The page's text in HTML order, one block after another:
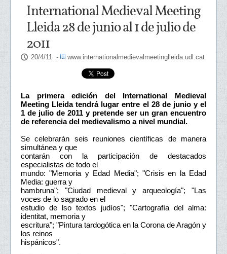
International Medieval Meeting
Lleida 28 de junio al 1 de julio de
2011
20/4/11 .- www.internationalmedievalmeetinglleida.udl.cat
La primera edición del International Medieval
Meeting Lleida tendrá lugar entre el 28 de junio y el
1 de julio de 2011 y pretende ser un gran encuentro
de referencia del medievalismo a nivel mundial.
Se celebrarán seis reuniones científicas de manera
simultánea y que
contarán con la participación de destacados
especialistas de todo el
mundo: "Memoria y Edad Media"; "Crisis en la Edad
Media: guerra y
hambruna"; "Ciudad medieval y arqueología"; "Las
voces de lo sagrado en el
estudio de lso textos judíos"; "Cartografía del alma:
identitat, memoria y
escritura"; "Pintura tardogótica en la Corona de Aragón y
los reinos
hispánicos".